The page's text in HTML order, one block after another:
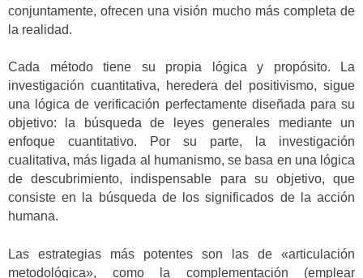
conjuntamente, ofrecen una visión mucho más completa de
la realidad.
Cada método tiene su propia lógica y propósito. La
investigación cuantitativa, heredera del positivismo, sigue
una lógica de verificación perfectamente diseñada para su
objetivo: la búsqueda de leyes generales mediante un
enfoque cuantitativo. Por su parte, la investigación
cualitativa, más ligada al humanismo, se basa en una lógica
de descubrimiento, indispensable para su objetivo, que
consiste en la búsqueda de los significados de la acción
humana.
Las estrategias más potentes son las de «articulación
metodológica», como la complementación (emplear